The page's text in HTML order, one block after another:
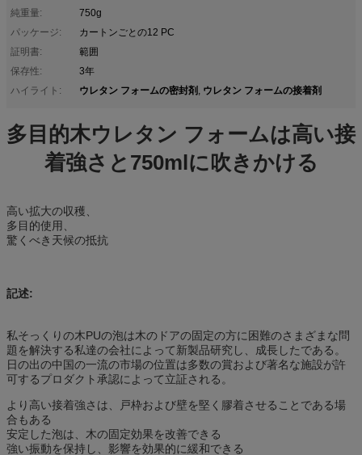
純重量:
750g
パッケージ:
カートンごとの12 PC
証明書:
範囲
保存性:
3年
ハイライト:
ウレタン フォームの密封剤, ウレタン フォームの接着剤
多目的木ウレタン フォームは高い接
着強さと750mlに吹きかける
高い拡大の収穫、
多目的使用、
驚くべき天候の抵抗
記述:
私そっくりの木PUの泡は木のドアの固定の方に困難のさまざまな問
題を解決する私達の会社によって新製品研究し、成長したである。
日の出の中国の一流の市場の位置は多数の賞および著名な施設が許
可するプロダクト承認によって立証される。
より高い接着強さは、戸枠および壁を堅く膠着させることである場
合もある
安定した泡は、木の固定効果を改善できる
強い振動を保持し、影響を効果的に緩和できる